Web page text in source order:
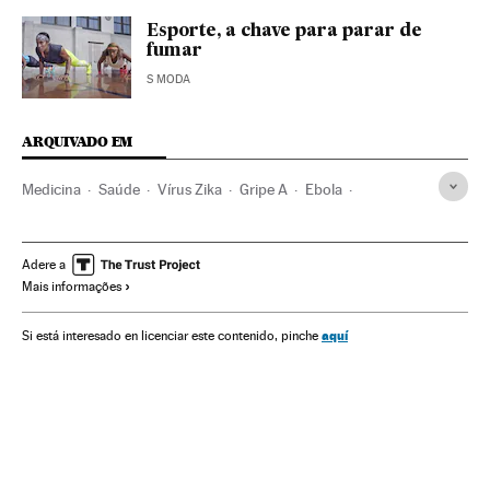
Esporte, a chave para parar de
fumar
S MODA
ARQUIVADO EM
Medicina Saúde Vírus Zika Gripe A Ebola
Doenças infecciosas Transporte aéreo
Ciências naturais
Adere a
Mais informações
Si está interesado en licenciar este contenido, pinche aquí